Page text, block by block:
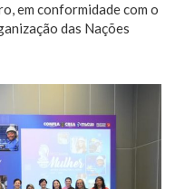
em conformidade com o
das Nações